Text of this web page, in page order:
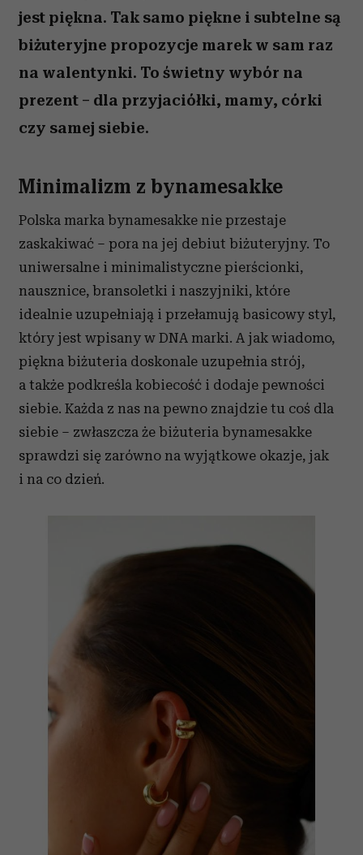
jest piękna. Tak samo piękne i subtelne są
biżuteryjne propozycje marek w sam raz
na walentynki. To świetny wybór na
prezent – dla przyjaciółki, mamy, córki
czy samej siebie.
Minimalizm z bynamesakke
Polska marka bynamesakke nie przestaje
zaskakiwać – pora na jej debiut biżuteryjny. To
uniwersalne i minimalistyczne pierścionki,
nausznice, bransoletki i naszyjniki, które
idealnie uzupełniają i przełamują basicowy styl,
który jest wpisany w DNA marki. A jak wiadomo,
piękna biżuteria doskonale uzupełnia strój,
a także podkreśla kobiecość i dodaje pewności
siebie. Każda z nas na pewno znajdzie tu coś dla
siebie – zwłaszcza że biżuteria bynamesakke
sprawdzi się zarówno na wyjątkowe okazje, jak
i na co dzień.